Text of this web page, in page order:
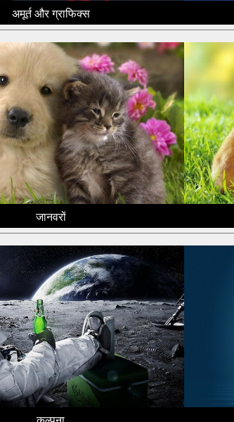
अमूर्त और ग्राफिक्स
जानवरों